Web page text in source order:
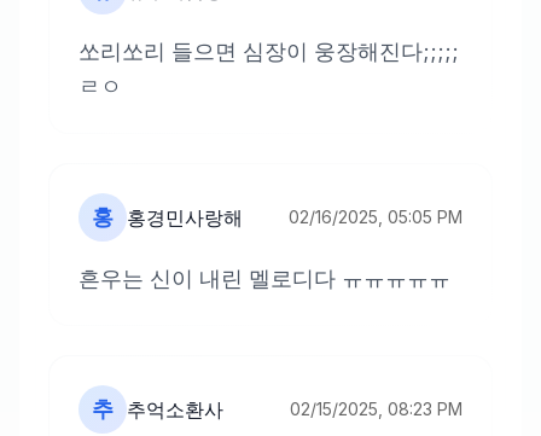
쏘리쏘리 들으면 심장이 웅장해진다;;;;;
ㄹㅇ
홍 홍경민사랑해 02/16/2025, 05:05 PM
흔우는 신이 내린 멜로디다 ㅠㅠㅠㅠㅠ
추 추억소환사 02/15/2025, 08:23 PM